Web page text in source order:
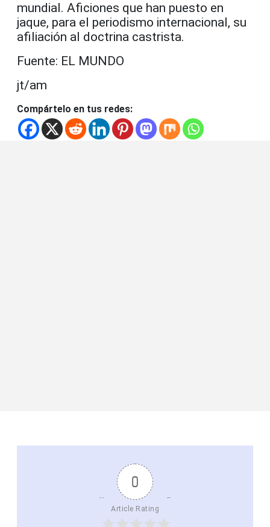
mundial. Aficiones que han puesto en
jaque, para el periodismo internacional, su
afiliación al doctrina castrista.
Fuente: EL MUNDO
jt/am
Compártelo en tus redes:
0
Article Rating